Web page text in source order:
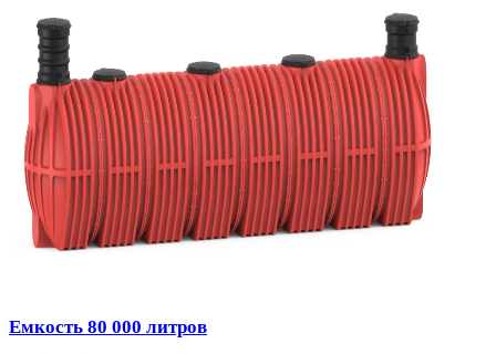
Емкость 80 000 литров